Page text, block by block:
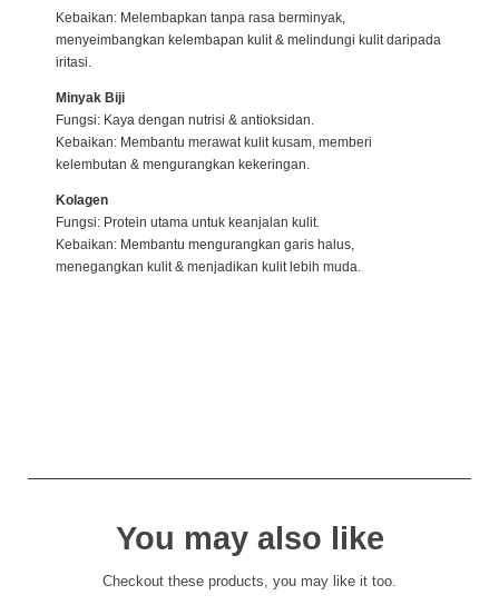
Kebaikan: Melembapkan tanpa rasa berminyak,
menyeimbangkan kelembapan kulit & melindungi kulit daripada
iritasi.
Minyak Biji
Fungsi: Kaya dengan nutrisi & antioksidan.
Kebaikan: Membantu merawat kulit kusam, memberi
kelembutan & mengurangkan kekeringan.
Kolagen
Fungsi: Protein utama untuk keanjalan kulit.
Kebaikan: Membantu mengurangkan garis halus,
menegangkan kulit & menjadikan kulit lebih muda.
You may also like
Checkout these products, you may like it too.